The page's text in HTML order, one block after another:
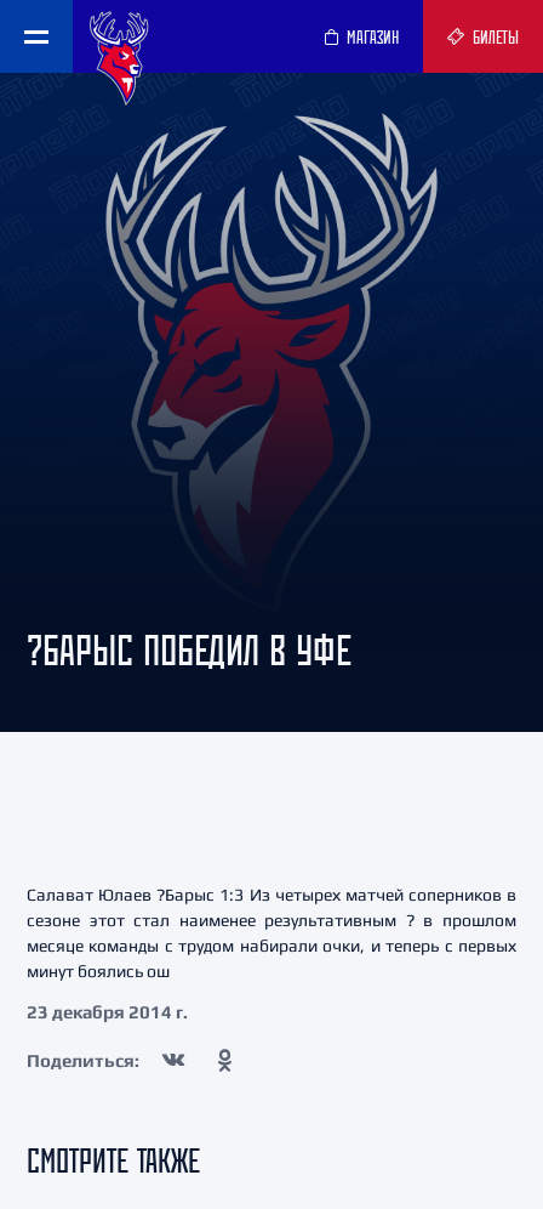
МАГАЗИН БИЛЕТЫ
?БАРЫС ПОБЕДИЛ В УФЕ
Салават Юлаев ?Барыс 1:3 Из четырех матчей соперников в
сезоне этот стал наименее результативным ? в прошлом
месяце команды с трудом набирали очки, и теперь с первых
минут боялись ош
23 декабря 2014 г.
Поделиться:
СМОТРИТЕ ТАКЖЕ